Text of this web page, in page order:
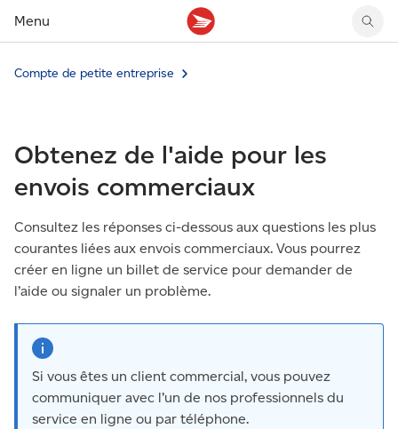
Menu
Tarifs des timbres
Faire un envoi au Canada
Acheter timbres et fournitures d’emballage
Conseils d’expédition
Suivre un envoi
Gérer courrier et colis
Boîtes postales et casiers
Compte MonArgent Postes Canada
Cartes et services prépayés
Voir les nouveaux timbres
Proposer un timbre
Magazine En détail
Compte de petite entreprise
Obtenez de l'aide pour les
envois commerciaux
Consultez les réponses ci-dessous aux questions les plus
courantes liées aux envois commerciaux. Vous pourrez
créer en ligne un billet de service pour demander de
l’aide ou signaler un problème.
Si vous êtes un client commercial, vous pouvez
communiquer avec l’un de nos professionnels du
service en ligne ou par téléphone.